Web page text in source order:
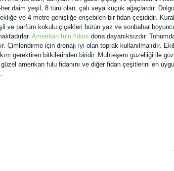
daim yeşil, 8 türü olan, çalı veya küçük ağaçlardır.
ve 4 metre genişliğe erişebilen bir fidan çeşididir.
ve parfüm kokulu çiçekleri bütün yaz ve sonbahar
Amerikan fulu fidanı dona dayanıksızdır.
Çimlendirme için drenajı iyi olan toprak kullanılmalıdır.
gerektiren bitkilerinden biridir. Muhteşem güzelliği ile
amerikan fulu fidanını ve diğer fidan çeşitlerini en